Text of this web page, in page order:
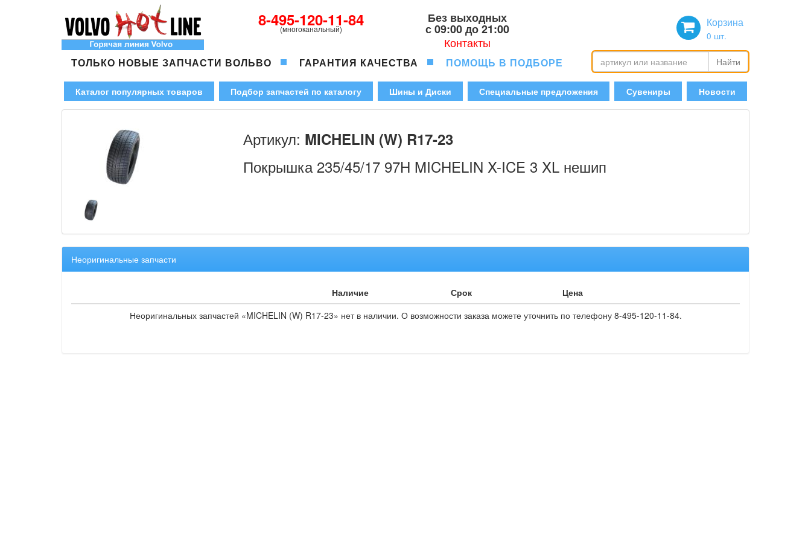
8-495-120-11-84
(многоканальный)
Без выходных
с 09:00 до 21:00
Контакты
Корзина
0 шт.
ТОЛЬКО НОВЫЕ ЗАПЧАСТИ ВОЛЬВО ГАРАНТИЯ КАЧЕСТВА ПОМОЩЬ В ПОДБОРЕ Найти
Каталог популярных товаров Подбор запчастей по каталогу Шины и Диски Специальные предложения Сувениры Новости
Артикул: MICHELIN (W) R17-23
Покрышка 235/45/17 97H MICHELIN X-ICE 3 XL нешип
Неоригинальные запчасти
Наличие Срок
Цена
Неоригинальных запчастей «MICHELIN (W) R17-23» нет в наличии. О возможности заказа можете уточнить по телефону 8-495-120-11-84.